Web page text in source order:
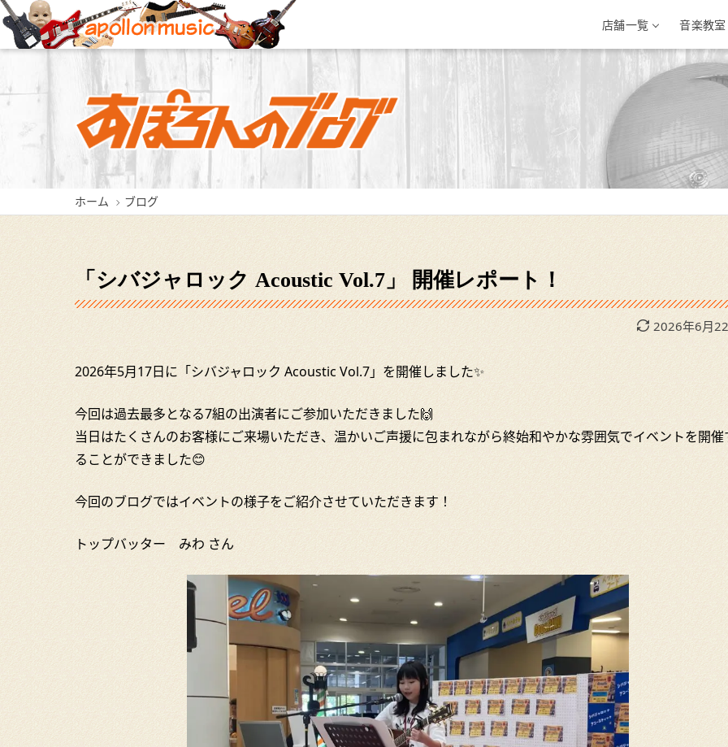
店舗一覧
新潟店
新潟県新潟市中央区東堀前通5-
長岡店
新潟県長岡市城内町3-2-3
三条店
新潟県三条市興野3-10-1 新潟県新潟市西区小新南2-1-10 新潟県新発田市住吉
音楽教室
ホーム ブログ
「シバジャロック Acoustic Vol.7」 開催レポート！
2026年6月
2026年5月17日に「シバジャロック Acoustic Vol.7」を開催しました✨
今回は過去最多となる7組の出演者にご参加いただきました🙌
当日はたくさんのお客様にご来場いただき、温かいご声援に包まれながら終始和やかな雰囲気でイベントを開催
ることができました😊
今回のブログではイベントの様子をご紹介させていただきます！
トップバッター みわ さん